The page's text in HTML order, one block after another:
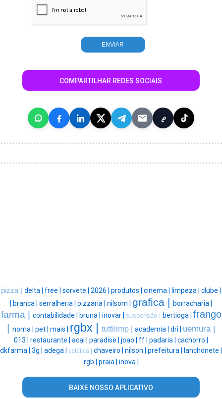
COMPARTILHAR REDES SOCIAIS
pizza | delta | free | sorvete | 2026 | produtos | cinema | limpeza | clube |
branca | serralheria | pizzaria | nilsom | grafica | borracharia |
farma | contabilidade | bruna | inovar | suspensão | bertioga | frango
noma | pet | mais | rgbx | tuttilimp | academia | dri | uemura |
013 | restaurante | acai | paradise | joao | ff | padaria | cachorro |
dkfarma | 3g | adega | estética | chaveiro | nilson | prefeitura |
lanchonete |
rgb | praia | inova |
BAIXE NOSSO APLICATIVO